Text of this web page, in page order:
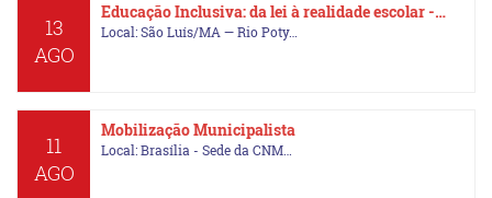
13
AGO
Educação Inclusiva: da lei à realidade escolar -…
Local: São Luís/MA — Rio Poty…
11
AGO
Mobilização Municipalista
Local: Brasília - Sede da CNM…